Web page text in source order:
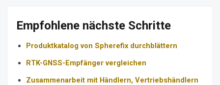
Empfohlene nächste Schritte
Produktkatalog von Spherefix durchblättern
RTK-GNSS-Empfänger vergleichen
Zusammenarbeit mit Händlern, Vertriebshändlern